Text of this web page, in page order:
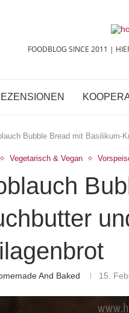
FOODBLOG SINCE 2011 |
Bubble Bread mit Basilikum-
Vegetarisch & Vegan
And Baked 15.